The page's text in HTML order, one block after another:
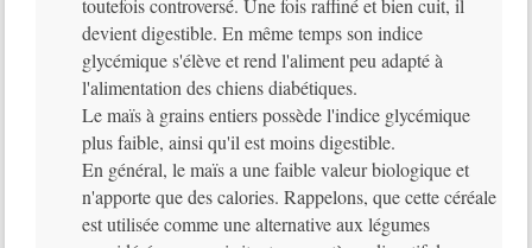
devient digestible. En même temps son indice
glycémique s'élève et rend l'aliment peu adapté à
l'alimentation des chiens diabétiques.
Le maïs à grains entiers possède l'indice glycémique
plus faible, ainsi qu'il est moins digestible.
En général, le maïs a une faible valeur biologique et
n'apporte que des calories. Rappelons, que cette céréale
est utilisée comme une alternative aux légumes